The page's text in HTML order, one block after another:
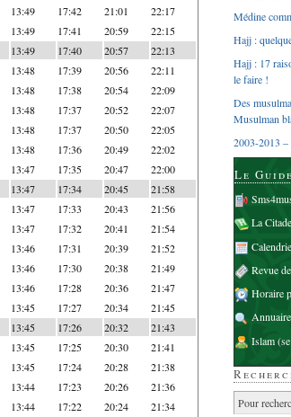
13:49 17:42 21:01 22:17
13:49 17:41 20:59 22:15
13:49 17:40 20:57 22:13
13:48 17:39 20:56 22:11
13:48 17:38 20:54 22:09
13:48 17:37 20:52 22:07
13:48 17:37 20:50 22:05
13:48 17:36 20:49 22:02
13:47 17:35 20:47 22:00
13:47 17:34 20:45 21:58
13:47 17:33 20:43 21:56
13:47 17:32 20:41 21:54
13:46 17:31 20:39 21:52
13:46 17:30 20:38 21:49
13:46 17:28 20:36 21:47
13:45 17:27 20:34 21:45
13:45 17:26 20:32 21:43
13:45 17:25 20:30 21:41
13:45 17:24 20:28 21:38
13:44 17:23 20:26 21:36
13:44 17:22 20:24 21:34
Médine
Hajj :
Hajj : 17
le faire !
Des
Musulman
2003-2013 –
Le
La
Revue
Horaire
Islam